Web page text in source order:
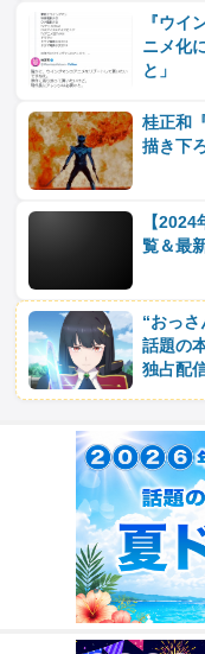
『ウイ
ニメ化
と」
桂正和
描き下
【
覧＆最
“おっ
話題の
独占配